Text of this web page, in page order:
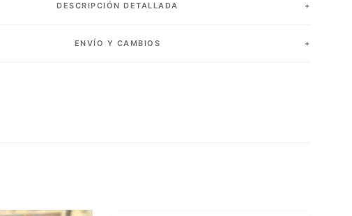
DESCRIPCIÓN DETALLADA
ENVÍO Y CAMBIOS